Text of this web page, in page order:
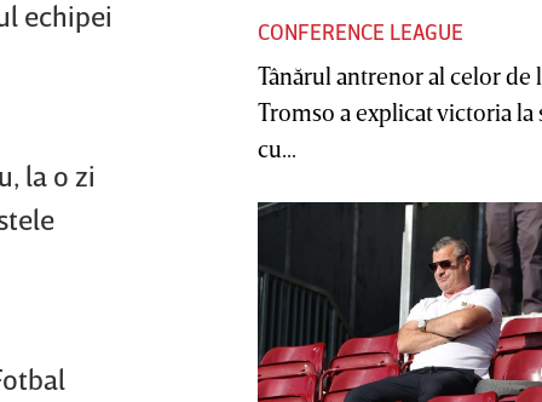
echipei
la o zi
CONFERENCE LEAGUE
Tânărul antrenor al celor de
Tromso a explicat victoria la
cu...